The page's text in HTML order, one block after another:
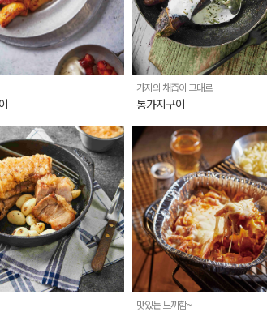
가지의 채즙이 그대로
통가지구이
맛있는 느끼함~